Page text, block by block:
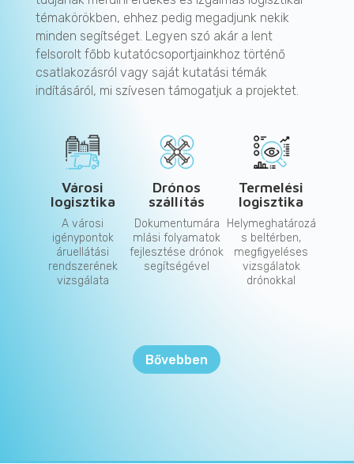
témakörökben, ehhez pedig megadjunk nekik
minden segítséget. Legyen szó akár a lent
felsorolt főbb kutatócsoportjainkhoz történő
csatlakozásról vagy saját kutatási témák
indításáról, mi szívesen támogatjuk a projektet.
Városi
logisztika
A városi
igénypontok
áruellátási
rendszerének
vizsgálata
Drónos
szállítás
Dokumentumára
mlási folyamatok
fejlesztése drónok
segítségével
Termelési
logisztika
Helymeghatározá
s beltérben,
megfigyeléses
vizsgálatok
drónokkal
Bővebben